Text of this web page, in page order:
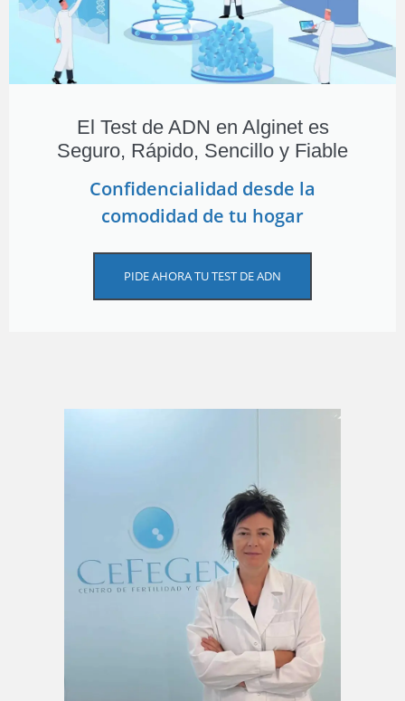
El Test de ADN en Alginet es
Seguro, Rápido, Sencillo y Fiable
Confidencialidad desde la
comodidad de tu hogar
PIDE AHORA TU TEST DE ADN